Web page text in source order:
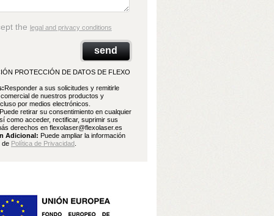
the legal and privacy conditions
PROTECCIÓN DE DATOS DE FLEXO
Responder a sus solicitudes y remitirle
de nuestros productos y
por medios electrónicos.
retirar su consentimiento en cualquier
como acceder, rectificar, suprimir sus
derechos en flexolaser@flexolaser.es
Adicional: Puede ampliar la información
de Política de Privacidad